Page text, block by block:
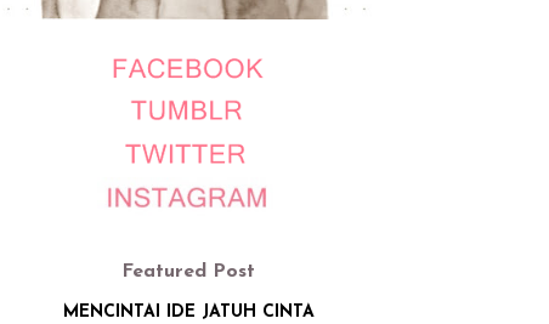
Featured Post
MENCINTAI IDE JATUH CINTA